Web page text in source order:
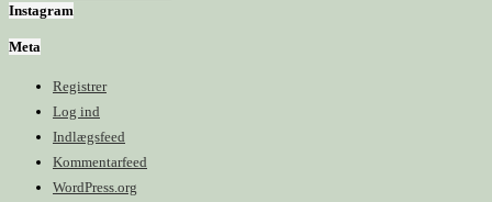
Instagram
Meta
Registrer
Log ind
Indlægsfeed
Kommentarfeed
WordPress.org